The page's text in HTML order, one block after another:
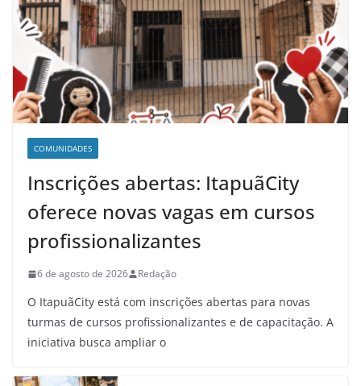
COMUNIDADES
Inscrições abertas: ItapuãCity
oferece novas vagas em cursos
profissionalizantes
6 de agosto de 2026 Redação
O ItapuãCity está com inscrições abertas para novas
turmas de cursos profissionalizantes e de capacitação. A
iniciativa busca ampliar o